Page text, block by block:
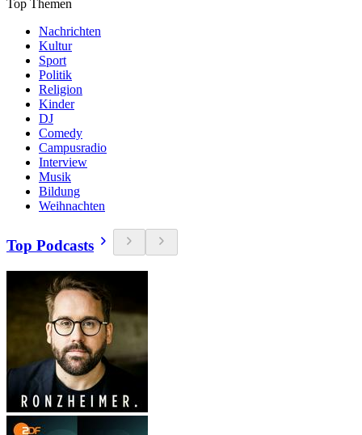
Top Themen
Nachrichten
Kultur
Sport
Politik
Religion
Kinder
DJ
Comedy
Campusradio
Interview
Musik
Bildung
Weihnachten
Top Podcasts